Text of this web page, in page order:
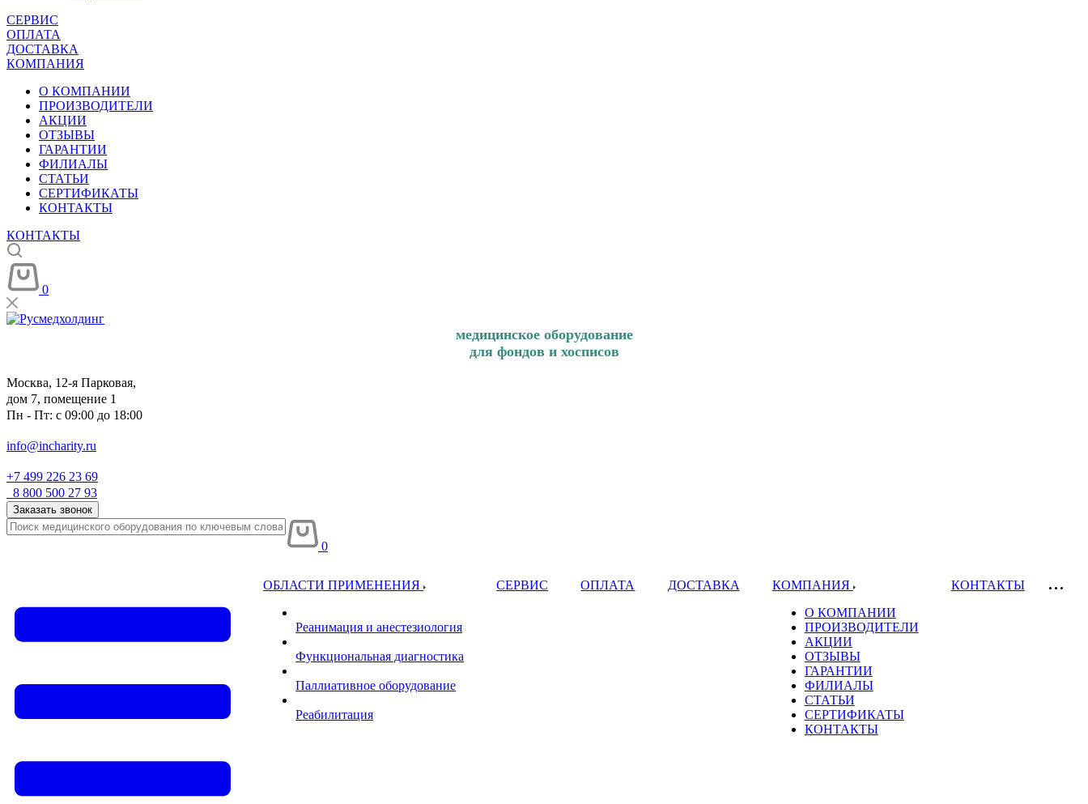
СЕРВИС
ОПЛАТА
ДОСТАВКА
КОМПАНИЯ
О КОМПАНИИ
ПРОИЗВОДИТЕЛИ
АКЦИИ
ОТЗЫВЫ
ГАРАНТИИ
ФИЛИАЛЫ
СТАТЬИ
СЕРТИФИКАТЫ
КОНТАКТЫ
КОНТАКТЫ
0
медицинское оборудование
для фондов и хосписов
Москва, 12-я Парковая,
дом 7, помещение 1
Пн - Пт: с 09:00 до 18:00
info@incharity.ru
+7 499 226 23 69
8 800 500 27 93
Заказать звонок
0
ОБЛАСТИ ПРИМЕНЕНИЯ
Реанимация и анестезиология
Функциональная диагностика
Паллиативное оборудование
Реабилитация
СЕРВИС ОПЛАТА ДОСТАВКА
КОМПАНИЯ
О КОМПАНИИ
ПРОИЗВОДИТЕЛИ
АКЦИИ
ОТЗЫВЫ
ГАРАНТИИ
ФИЛИАЛЫ
СТАТЬИ
СЕРТИФИКАТЫ
КОНТАКТЫ
КОНТАКТЫ